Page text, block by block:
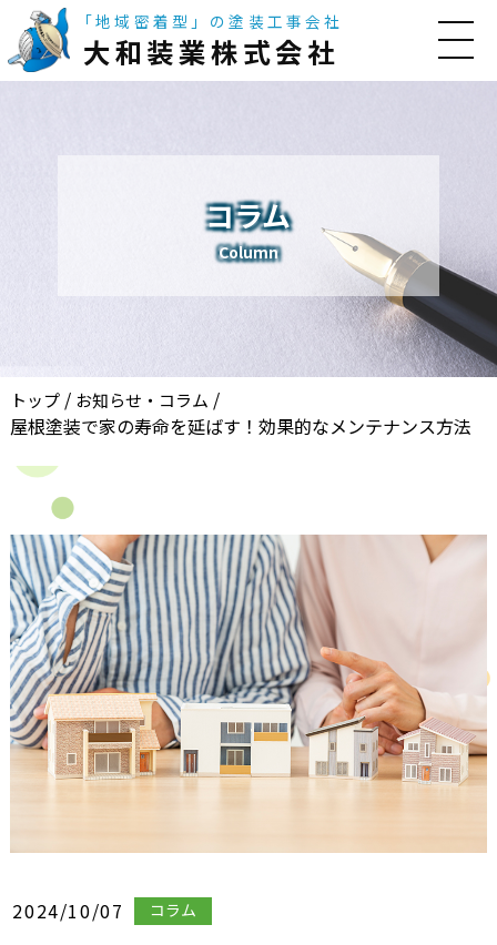
「地域密着型」の塗装工事会社
大和装業株式会社
コラム
Column
トップ/ お知らせ・コラム /
屋根塗装で家の寿命を延ばす！効果的なメンテナンス方法
2024/10/07 コラム